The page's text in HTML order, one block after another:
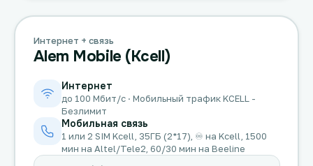
Интернет + связь
Alem Mobile (Kcell)
Интернет
до 100 Мбит/с · Мобильный трафик KCELL -
Безлимит
Мобильная связь
1 или 2 SIM Kcell, 35ГБ (2*17), ♾️ на Kcell, 1500
мин на Altel/Tele2, 60/30 мин на Beeline